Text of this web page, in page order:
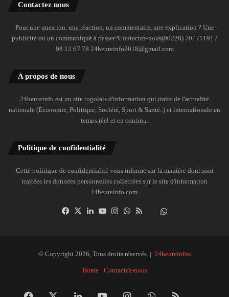
Contactez nous
Pour une question, une réaction, un commentaire, une explication ? Une
publicité ou un communiqué à passer?Contactez-nous(00228) 70171191 /
98 12 67 78 24heureinfo2018@gmail.com
A propos de nous
24heureinfo est un site togolais d'information qui traite de l'actualité
nationale (Économie, Politique, Société, Sport & Santé..) et internationale en
temps réel et en continu.
Politique de confidentialité
Cette politique de confidentialité vous informe sur la manière dont sont
traitées les données personnelles collectées sur le site d'information
24heureinfo.com.
Facebook
X LinkedinYouTubeInstagramWhatsAppDailymotion
© Copyright 2026, Tous droits réservés | 24heureinfos
Home Contactez-nous